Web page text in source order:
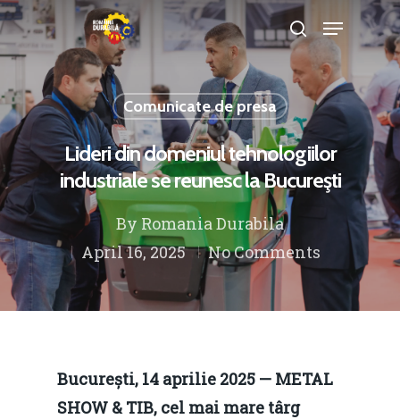
Hit enter to search or ESC to close
Comunicate de presa
Lideri din domeniul tehnologiilor
industriale se reunesc la Bucureşti
By Romania Durabila
April 16, 2025
No Comments
București, 14 aprilie 2025 — METAL
SHOW & TIB, cel mai mare târg